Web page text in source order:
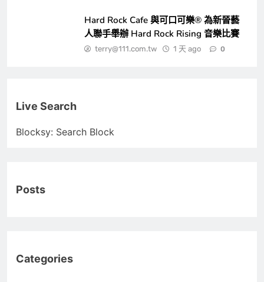
Hard Rock Cafe 與可口可樂® 為新晉藝
人聯手舉辦 Hard Rock Rising 音樂比賽
terry@111.com.tw 1 天 ago 0
Live Search
Blocksy: Search Block
Posts
Categories